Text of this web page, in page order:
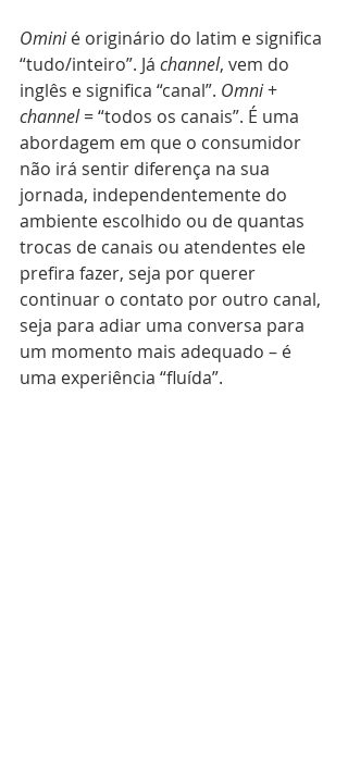
Omini é originário do latim e significa
“tudo/inteiro”. Já channel, vem do
inglês e significa “canal”. Omni +
channel = “todos os canais”. É uma
abordagem em que o consumidor
não irá sentir diferença na sua
jornada, independentemente do
ambiente escolhido ou de quantas
trocas de canais ou atendentes ele
prefira fazer, seja por querer
continuar o contato por outro canal,
seja para adiar uma conversa para
um momento mais adequado – é
uma experiência “fluída”.